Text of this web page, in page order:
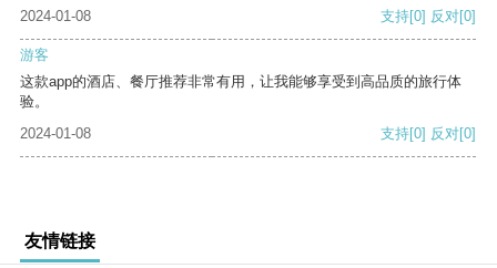
2024-01-08 支持[0] 反对[0]
游客
这款app的酒店、餐厅推荐非常有用，让我能够享受到高品质的旅行体
验。
2024-01-08
支持[0] 反对[0]
友情链接